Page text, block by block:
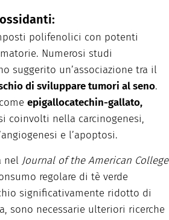
polifenolici con potenti
Numerosi studi
suggerito un’associazione tra il
di sviluppare tumori al seno.
epigallocatechin-gallato,
coinvolti nella carcinogenesi,
e l’apoptosi.
nel Journal of the American College
regolare di tè verde
significativamente ridotto di
sono necessarie ulteriori ricerche